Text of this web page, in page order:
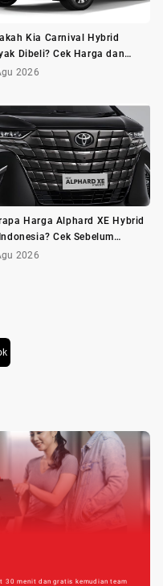
Kia Carnival Hybrid
Dibeli? Cek Harga dan
Dulu
2026
Harga Alphard XE Hybrid
Cek Sebelum
2026
30 menit dan gratis kemudian team